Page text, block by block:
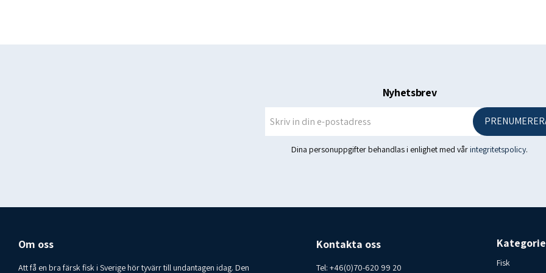
Förvaringsförhållanden:
Konsumentkontakt
Nyhetsbrev
Dina personuppgifter behandlas i enlighet med vårintegritetspolicy.
Om oss
Att få en bra färsk fisk i Sverige hör tyvärr till undantagen idag. Den
Kontakta oss
Tel: +46(0)70-620 99 20 Fisk